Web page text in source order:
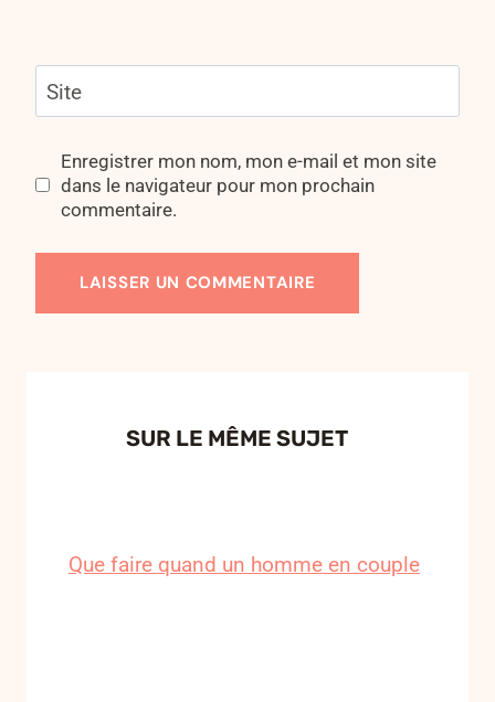
Site
Enregistrer mon nom, mon e-mail et mon site
dans le navigateur pour mon prochain
commentaire.
SUR LE MÊME SUJET
Que faire quand un homme en couple